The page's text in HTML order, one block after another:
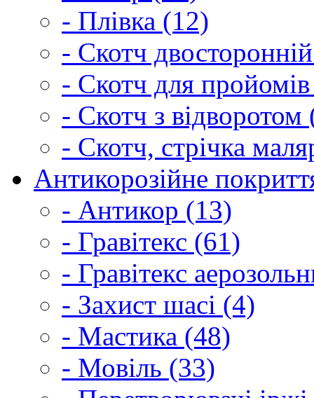
- Плівка (12)
- Скотч
- Скотч для
- Скотч з відворотом
- Скотч, стрічка
Антикорозійне
- Антикор (13)
- Гравітекс (61)
- Гравітекс
- Захист шасі (4)
- Мастика (48)
- Мовіль (33)